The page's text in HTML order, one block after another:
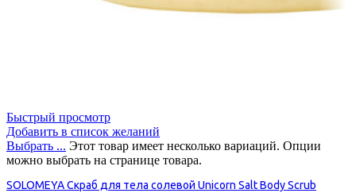
Быстрый просмотр
Добавить в список желаний
Выбрать ... Этот товар имеет несколько вариаций. Опции
можно выбрать на странице товара.
SOLOMEYA Скраб для тела солевой Unicorn Salt Body Scrub